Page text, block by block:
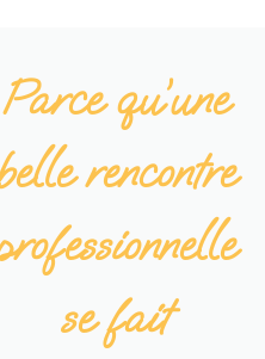
Parce qu’une
rencontre
se fait